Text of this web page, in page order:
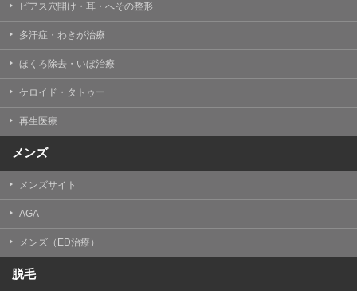
ピアス穴開け・耳・へその整形
多汗症・わきが治療
ほくろ除去・いぼ治療
ケロイド・タトゥー
再生医療
メンズ
メンズサイト
AGA
メンズ（ED治療）
脱毛